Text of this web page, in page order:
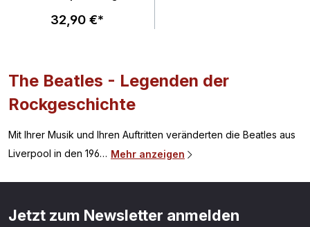
32,90 €*
The Beatles - Legenden der
Rockgeschichte
Mit Ihrer Musik und Ihren Auftritten veränderten die Beatles aus
Liverpool in den 196… Mehr anzeigen
Jetzt zum Newsletter anmelden